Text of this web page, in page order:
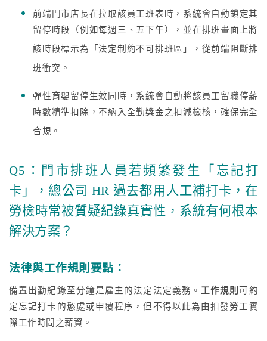
前端門市店長在拉取該員工班表時，系統會自動鎖定其
留停時段（例如每週三、五下午），並在排班畫面上將
該時段標示為「法定制約不可排班區」，從前端阻斷排
班衝突。
彈性育嬰留停生效同時，系統會自動將該員工留職停薪
時數精準扣除，不納入全勤獎金之扣減檢核，確保完全
合規。
Q5：門市排班人員若頻繁發生「忘記打
卡」，總公司 HR 過去都用人工補打卡，在
勞檢時常被質疑紀錄真實性，系統有何根本
解決方案？
法律與工作規則要點：
備置出勤紀錄至分鐘是雇主的法定法定義務。 工作規則 可約
定忘記打卡的懲處或申覆程序，但不得以此為由扣發勞工實
際工作時間之薪資。